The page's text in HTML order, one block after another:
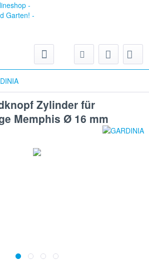
Zylinder für
Memphis Ø 16 mm